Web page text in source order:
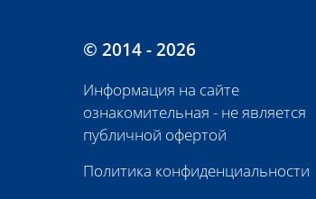
© 2014 - 2026
Информация на сайте
ознакомительная - не является
публичной офертой
Политика конфиденциальности